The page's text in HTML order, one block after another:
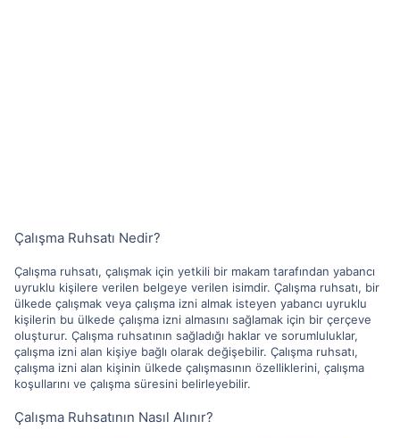
Çalışma Ruhsatı Nedir?
Çalışma ruhsatı, çalışmak için yetkili bir makam tarafından yabancı
uyruklu kişilere verilen belgeye verilen isimdir. Çalışma ruhsatı, bir
ülkede çalışmak veya çalışma izni almak isteyen yabancı uyruklu
kişilerin bu ülkede çalışma izni almasını sağlamak için bir çerçeve
oluşturur. Çalışma ruhsatının sağladığı haklar ve sorumluluklar,
çalışma izni alan kişiye bağlı olarak değişebilir. Çalışma ruhsatı,
çalışma izni alan kişinin ülkede çalışmasının özelliklerini, çalışma
koşullarını ve çalışma süresini belirleyebilir.
Çalışma Ruhsatının Nasıl Alınır?